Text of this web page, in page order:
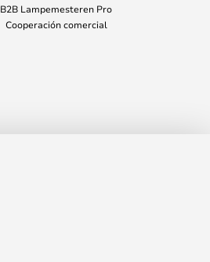
B2B Lampemesteren Pro
Cooperación comercial